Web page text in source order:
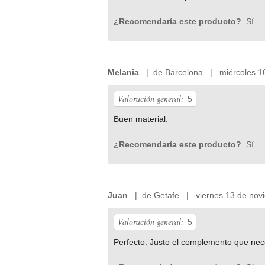
¿Recomendaría este producto? Sí
Melania | de Barcelona | miércoles
Valoración general: 5
Buen material.
¿Recomendaría este producto? Sí
Juan | de Getafe | viernes 13 de
Valoración general: 5
Perfecto. Justo el complemento que